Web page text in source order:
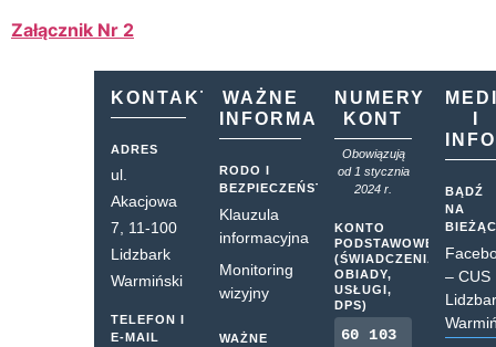
Załącznik Nr 2
KONTAKT
ADRES
ul.
Akacjowa
7, 11-100
Lidzbark
Warmiński
TELEFON I
E-MAIL
WAŻNE
INFORMACJE
RODO I
BEZPIECZEŃSTWO
Klauzula
informacyjna
Monitoring
wizyjny
WAŻNE
NUMERY
KONT
Obowiązują
od 1 stycznia
2024 r.
KONTO
PODSTAWOWE
(ŚWIADCZENIA,
OBIADY,
USŁUGI,
DPS)
60 103
BĄDŹ
NA
– CUS